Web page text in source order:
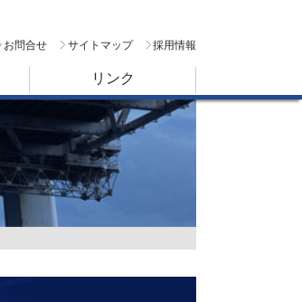
お問合せ サイトマップ 採用情報
リンク